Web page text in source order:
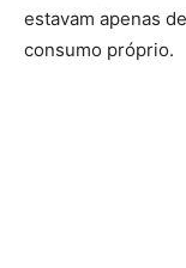
estavam apenas
consumo próprio.